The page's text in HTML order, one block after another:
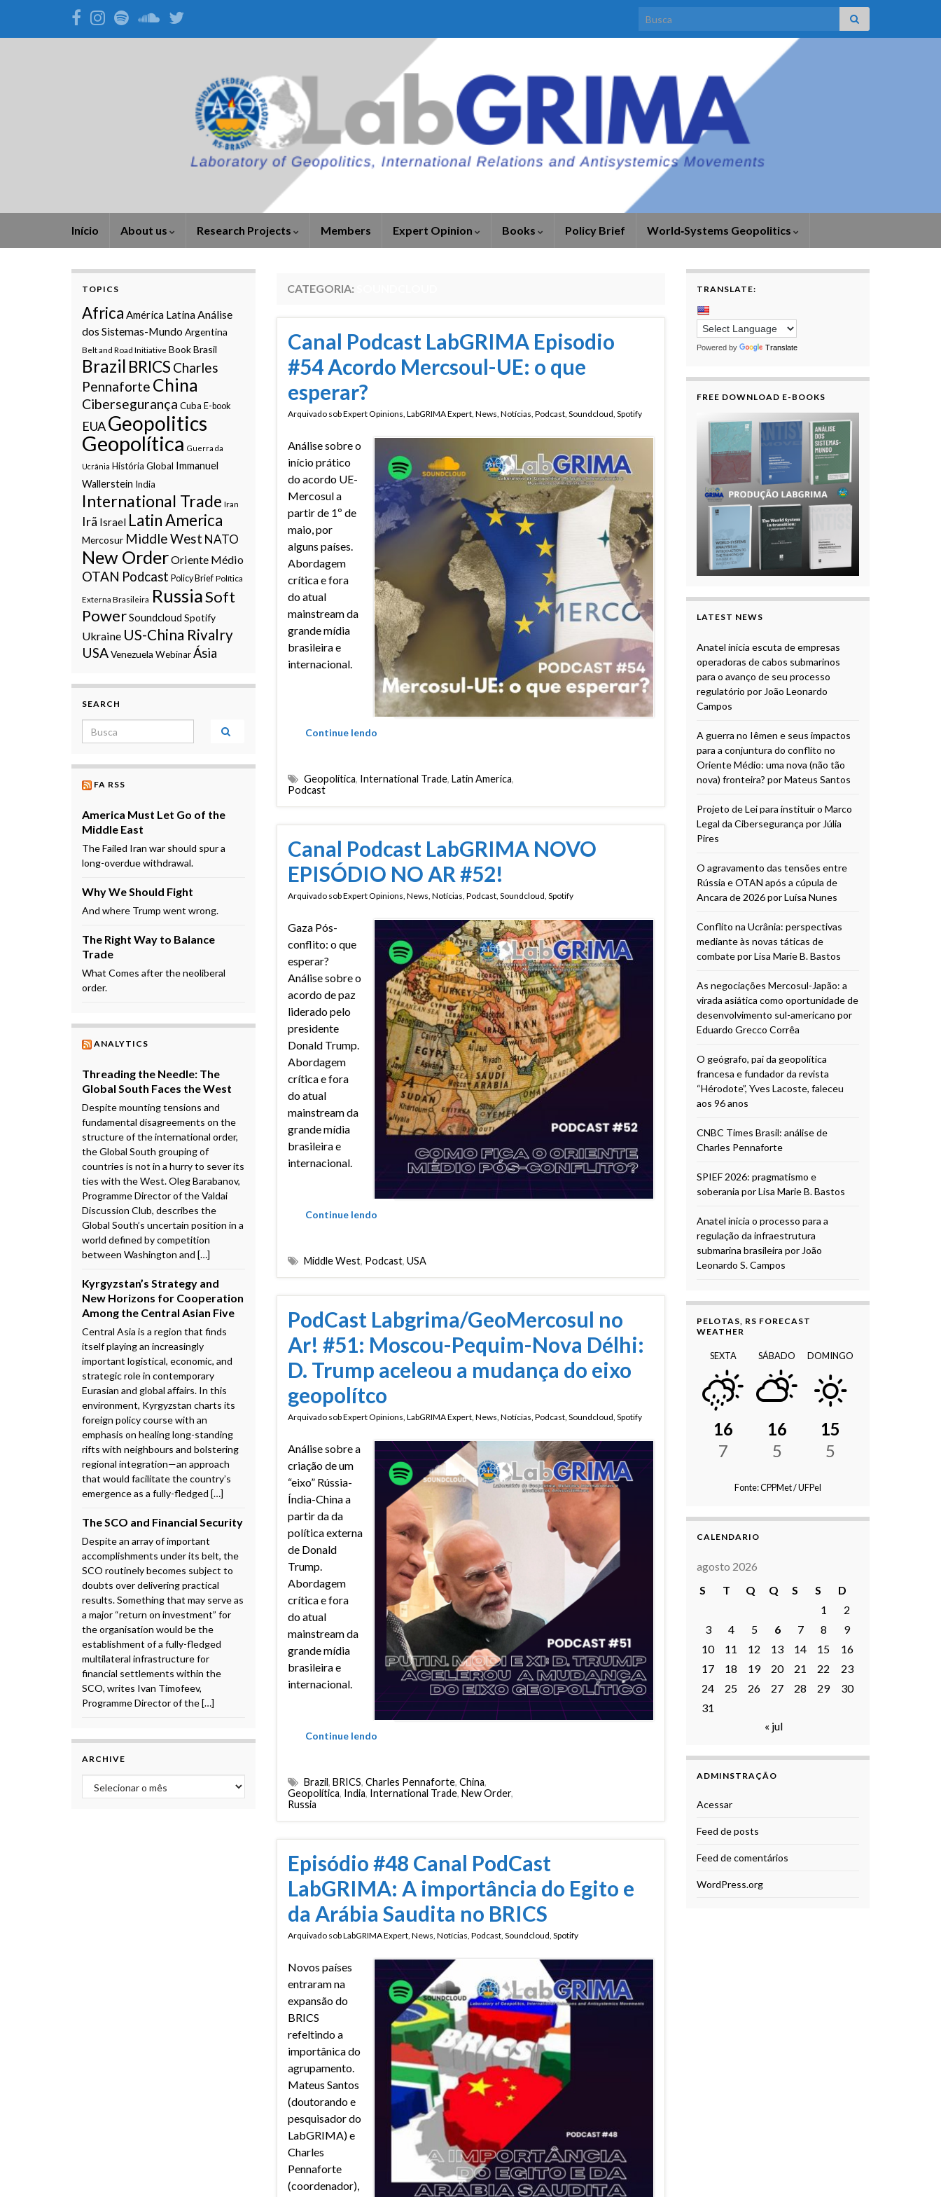
Search for:
Início About us Research Projects Members Expert Opinion Books Policy Brief World‑Systems Geopolitics
CATEGORIA:
Canal Podcast LabGRIMA Episodio
#54 Acordo Mercsoul-UE: o que
esperar?
Arquivado sobExpert Opinions, LabGRIMA Expert, News, Notícias, Podcast, Soundcloud, Spotify
Análise sobre o
início prático
do acordo UE-
Mercosul a
partir de 1º de
maio, por
alguns países.
Abordagem
crítica e fora
do atual
mainstream da
grande mídia
brasileira e
internacional.
Continue lendo
Geopolítica, International Trade, Latin America,
Podcast
Canal Podcast LabGRIMA NOVO
EPISÓDIO NO AR #52!
Arquivado sobExpert Opinions, News, Notícias, Podcast, Soundcloud, Spotify
Gaza Pós-
conflito: o que
esperar?
Análise sobre o
acordo de paz
liderado pelo
presidente
Donald Trump.
Abordagem
crítica e fora
do atual
mainstream da
grande mídia
brasileira e
internacional.
Continue lendo
Middle West, Podcast, USA
PodCast Labgrima/GeoMercosul no
Ar! #51: Moscou-Pequim-Nova Délhi:
D. Trump aceleou a mudança do eixo
geopolítco
Arquivado sobExpert Opinions, LabGRIMA Expert, News, Notícias, Podcast, Soundcloud, Spotify
Análise sobre a
criação de um
“eixo” Rússia-
Índia-China a
partir da da
política externa
de Donald
Trump.
Abordagem
crítica e fora
do atual
mainstream da
grande mídia
brasileira e
internacional.
Continue lendo
Brazil, BRICS, Charles Pennaforte, China,
Geopolítica, India, International Trade, New Order,
Russia
Episódio #48 Canal PodCast
LabGRIMA: A importância do Egito e
da Arábia Saudita no BRICS
Arquivado sobLabGRIMA Expert, News, Notícias, Podcast, Soundcloud, Spotify
Novos países
entraram na
expansão do
BRICS
refeltindo a
importânica do
agrupamento.
Mateus Santos
(doutorando e
pesquisador do
LabGRIMA) e
Charles
Pennaforte
(coordenador),
TOPICS
Africa América LatinaAnálise
dos Sistemas-Mundo Argentina
Belt and Road Initiative BookBrasil
Brazil BRICS Charles
Pennaforte China
Cibersegurança Cuba E-book
EUAGeopolitics
Geopolítica Guerra da
Ucrânia História Global Immanuel
Wallerstein India
International Trade Iran
Irã Israel Latin America
Mercosur Middle West NATO
New OrderOriente Médio
OTAN Podcast Policy Brief Política
Externa Brasileira RussiaSoft
PowerSoundcloud Spotify
Ukraine US-China Rivalry
USAVenezuela WebinarÁsia
SEARCH
Search for:
FA RSS
America Must Let Go of the
Middle East
The Failed Iran war should spur a
long-overdue withdrawal.
Why We Should Fight
And where Trump went wrong.
The Right Way to Balance
Trade
What Comes after the neoliberal
order.
ANALYTICS
Threading the Needle: The
Global South Faces the West
Despite mounting tensions and
fundamental disagreements on the
structure of the international order,
the Global South grouping of
countries is not in a hurry to sever its
ties with the West. Oleg Barabanov,
Programme Director of the Valdai
Discussion Club, describes the
Global South’s uncertain position in a
world defined by competition
between Washington and […]
Kyrgyzstan’s Strategy and
New Horizons for Cooperation
Among the Central Asian Five
Central Asia is a region that finds
itself playing an increasingly
important logistical, economic, and
strategic role in contemporary
Eurasian and global affairs. In this
environment, Kyrgyzstan charts its
foreign policy course with an
emphasis on healing long-standing
rifts with neighbours and bolstering
regional integration—an approach
that would facilitate the country’s
emergence as a fully-fledged […]
The SCO and Financial Security
Despite an array of important
accomplishments under its belt, the
SCO routinely becomes subject to
doubts over delivering practical
results. Something that may serve as
a major “return on investment” for
the organisation would be the
establishment of a fully-fledged
multilateral infrastructure for
financial settlements within the
SCO, writes Ivan Timofeev,
Programme Director of the […]
ARCHIVE
Archive
TRANSLATE:
Powered by Translate
FREE DOWNLOAD E-BOOKS
LATEST NEWS
Anatel inicia escuta de empresas
operadoras de cabos submarinos
para o avanço de seu processo
regulatório por João Leonardo
Campos
A guerra no Iêmen e seus impactos
para a conjuntura do conflito no
Oriente Médio: uma nova (não tão
nova) fronteira? por Mateus Santos
Projeto de Lei para instituir o Marco
Legal da Cibersegurança por Júlia
Pires
O agravamento das tensões entre
Rússia e OTAN após a cúpula de
Ancara de 2026 por Luísa Nunes
Conflito na Ucrânia: perspectivas
mediante às novas táticas de
combate por Lisa Marie B. Bastos
As negociações Mercosul-Japão: a
virada asiática como oportunidade de
desenvolvimento sul-americano por
Eduardo Grecco Corrêa
O geógrafo, pai da geopolítica
francesa e fundador da revista
“Hérodote”, Yves Lacoste, faleceu
aos 96 anos
CNBC Times Brasil: análise de
Charles Pennaforte
SPIEF 2026: pragmatismo e
soberania por Lisa Marie B. Bastos
Anatel inicia o processo para a
regulação da infraestrutura
submarina brasileira por João
Leonardo S. Campos
PELOTAS, RS FORECAST
WEATHER
SEXTA
16
7
SÁBADO
16
5
DOMINGO
15
5
Fonte: CPPMet / UFPel
CALENDARIO
agosto 2026
S
T Q Q S S
D
1
2
3
4 5 6 7 8
9
10
11 12 13 14 15
16
17
18 19 20 21 22
23
24
25 26 27 28 29
30
31
« jul
ADMINSTRAÇÃO
Acessar
Feed de posts
Feed de comentários
WordPress.org